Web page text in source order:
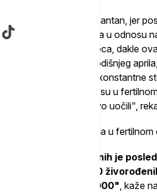
da je taj podatak alarmantan, jer
ovakvog pada u odnosu
u toku aprila meseca, dakle
jeste podatak ovogodišnjeg
da je pri održanju konstantne
je sve manje žena koje su u
to smo mi ovde upravo uočili",
je smanjenje broja žena u
broju živorođenih je
je bilo nekih 60.300
između 57.000 i 58.000" , kaže